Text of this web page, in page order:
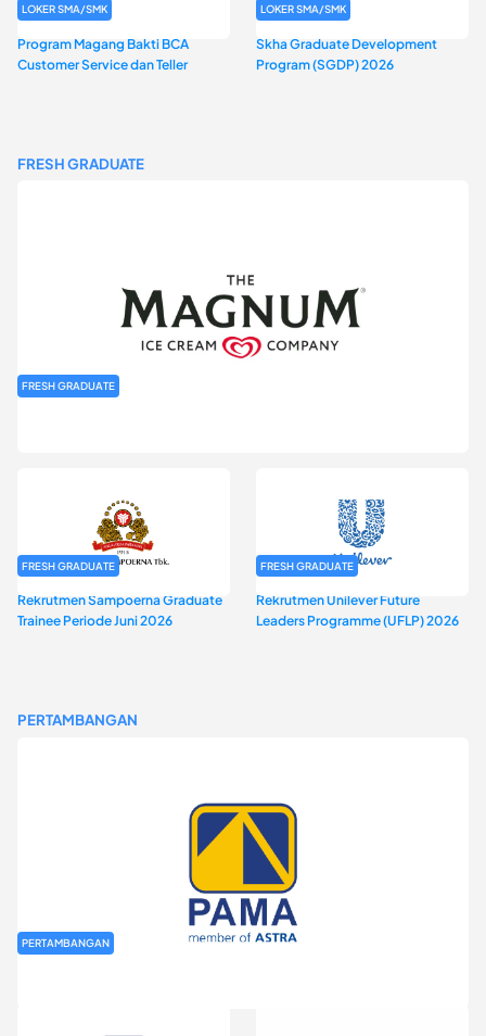
LOKER SMA/SMK
Program Magang Bakti BCA
Customer Service dan Teller
LOKER SMA/SMK
Skha Graduate Development
Program (SGDP) 2026
FRESH GRADUATE
FRESH GRADUATE
FRESH GRADUATE
Rekrutmen Sampoerna Graduate
Trainee Periode Juni 2026
FRESH GRADUATE
Rekrutmen Unilever Future
Leaders Programme (UFLP) 2026
PERTAMBANGAN
PERTAMBANGAN